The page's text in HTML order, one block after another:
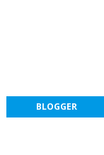
BLOGGER